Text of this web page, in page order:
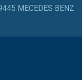
MECEDES BENZ